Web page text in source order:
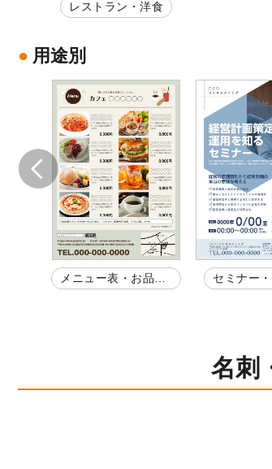
レストラン・洋食
用途別
メニュー表・お品書
き
セミナー
名刺